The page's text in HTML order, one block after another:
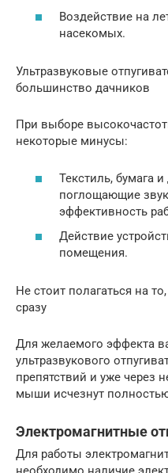
Воздействие на
насекомых.
Ультразвуковые
большинство дачников
При выборе
некоторые минусы:
Текстиль, бумага
поглощающие
эффективность
Действие
помещения.
Не стоит полагаться на
сразу
Для желаемого эффекта
ультразвукового
препятствий и уже через
мыши исчезнут
Электромагнитные
Для работы